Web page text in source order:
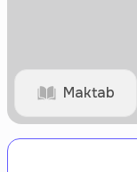
Maktab